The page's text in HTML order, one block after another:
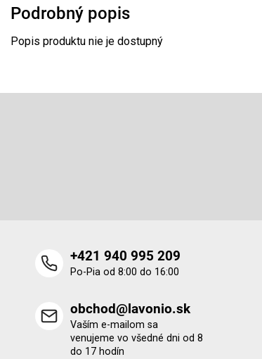
Podrobný popis
Popis produktu nie je dostupný
+421 940 995 209
Po-Pia od 8:00 do 16:00
obchod@lavonio.sk
Vaším e-mailom sa
venujeme vo všedné dni od 8
do 17 hodín